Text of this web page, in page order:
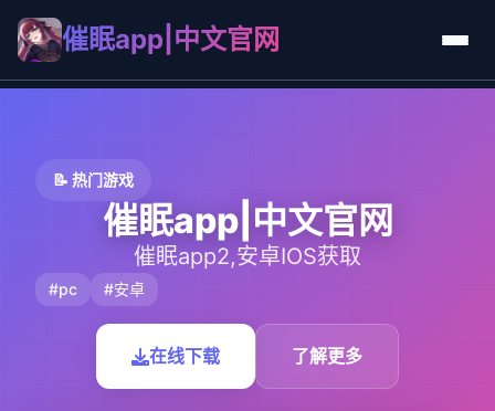
催眠app|中文官网
📝 热门游戏
催眠app|中文官网
催眠app2,安卓IOS获取
#pc #安卓
在线下载 了解更多